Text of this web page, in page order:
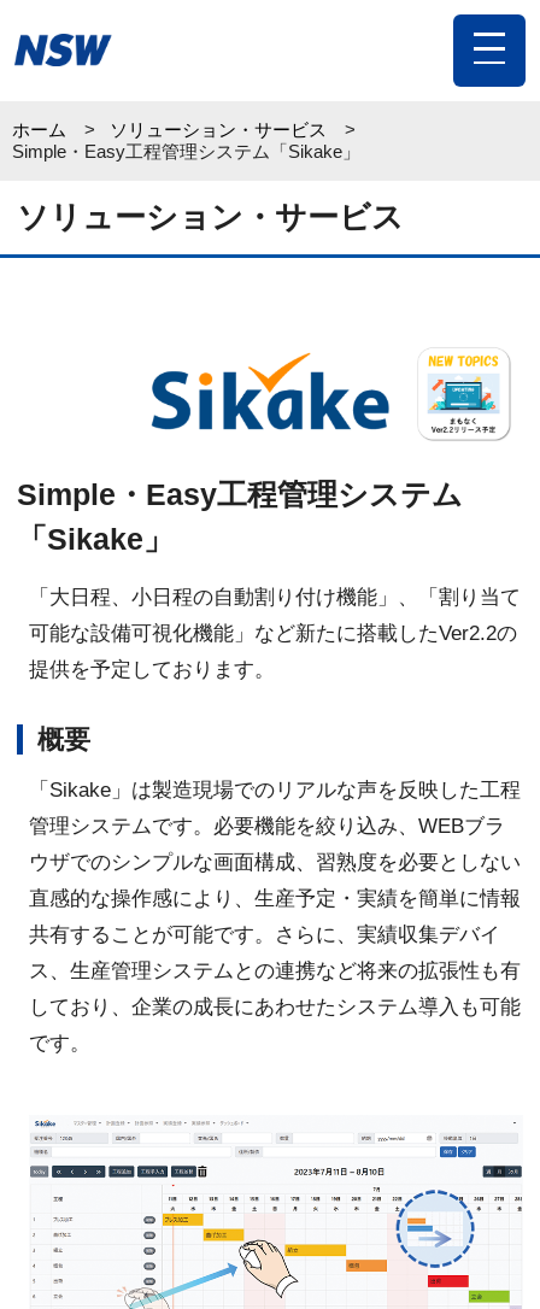
toggle
ホーム
ソリューション・サービス
Simple・Easy工程管理システム「Sikake」
ソリューション・サービス
Simple・Easy工程管理システム
「Sikake」
「大日程、小日程の自動割り付け機能」、「割り当て
可能な設備可視化機能」など新たに搭載したVer2.2の
提供を予定しております。
概要
「Sikake」は製造現場でのリアルな声を反映した工程
管理システムです。必要機能を絞り込み、WEBブラ
ウザでのシンプルな画面構成、習熟度を必要としない
直感的な操作感により、生産予定・実績を簡単に情報
共有することが可能です。さらに、実績収集デバイ
ス、生産管理システムとの連携など将来の拡張性も有
しており、企業の成長にあわせたシステム導入も可能
です。